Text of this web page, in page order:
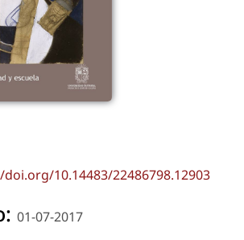
10.14483/22486798.12903
01-07-2017